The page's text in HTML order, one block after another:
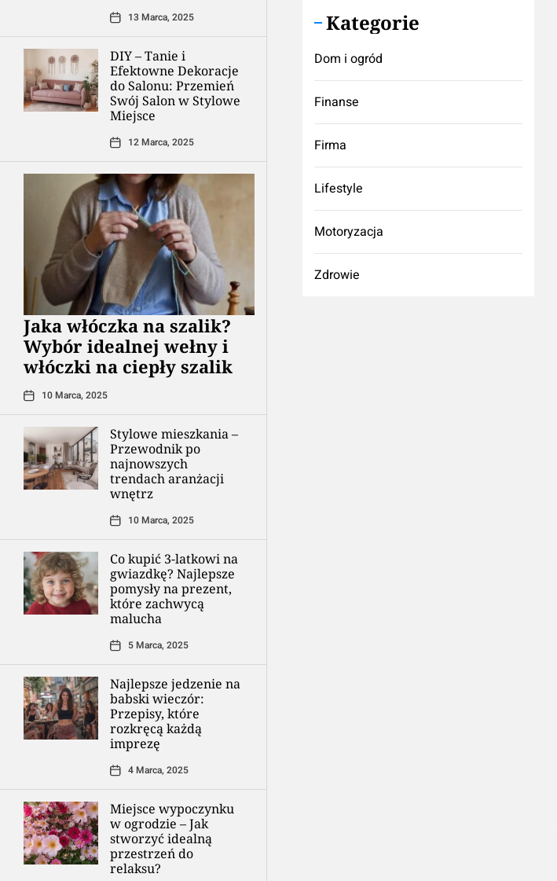
13 Marca, 2025
DIY – Tanie i
Efektowne Dekoracje
do Salonu: Przemień
Swój Salon w Stylowe
Miejsce
12 Marca, 2025
Jaka włóczka na szalik?
Wybór idealnej wełny i
włóczki na ciepły szalik
10 Marca, 2025
Stylowe mieszkania –
Przewodnik po
najnowszych
trendach aranżacji
wnętrz
10 Marca, 2025
Co kupić 3-latkowi na
gwiazdkę? Najlepsze
pomysły na prezent,
które zachwycą
malucha
5 Marca, 2025
Najlepsze jedzenie na
babski wieczór:
Przepisy, które
rozkręcą każdą
imprezę
4 Marca, 2025
Miejsce wypoczynku
w ogrodzie – Jak
stworzyć idealną
przestrzeń do
relaksu?
Kategorie
Dom i ogród
Finanse
Firma
Lifestyle
Motoryzacja
Zdrowie